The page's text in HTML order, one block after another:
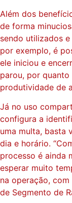
Além dos
de forma
sendo utilizados
por exemplo, é
ele iniciou e
parou, por
produtividade de
Já no uso
configura a
uma multa, basta
dia e horário.
processo é ainda
esperar muito
na operação,
de Segmento de